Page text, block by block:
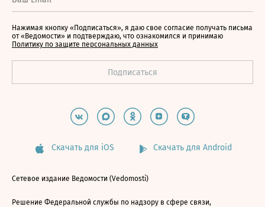
Нажимая кнопку «Подписаться», я даю свое согласие получать письма
от «Ведомости» и подтверждаю, что ознакомился и принимаю
Политику по защите персональных данных
Скачать для iOS Скачать для Android
Сетевое издание Ведомости (Vedomosti)
Решение Федеральной службы по надзору в сфере связи,